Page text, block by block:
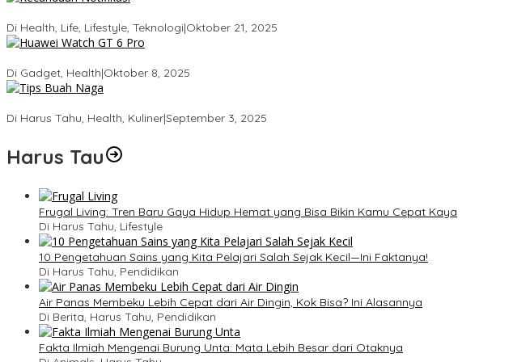
Di Health, Life, Lifestyle, Teknologi|Oktober 21, 2025
Di Gadget, Health|Oktober 8, 2025
Di Harus Tahu, Health, Kuliner|September 3, 2025
Harus Tau
Frugal Living: Tren Baru Gaya Hidup Hemat yang Bisa Bikin Kamu Cepat Kaya
Di Harus Tahu, Lifestyle
10 Pengetahuan Sains yang Kita Pelajari Salah Sejak Kecil—Ini Faktanya!
Di Harus Tahu, Pendidikan
Air Panas Membeku Lebih Cepat dari Air Dingin, Kok Bisa? Ini Alasannya
Di Berita, Harus Tahu, Pendidikan
Fakta Ilmiah Mengenai Burung Unta: Mata Lebih Besar dari Otaknya